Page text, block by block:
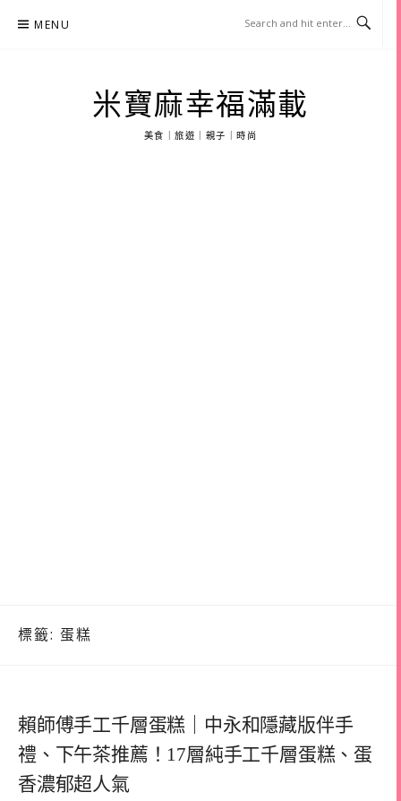
MENU
米寶麻幸福滿載
美食｜旅遊｜親子｜時尚
標籤: 蛋糕
賴師傅手工千層蛋糕｜中永和隱藏版伴手
禮、下午茶推薦！17層純手工千層蛋糕、蛋
香濃郁超人氣